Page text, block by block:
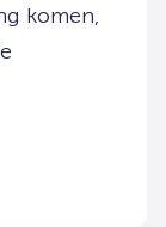
komen,